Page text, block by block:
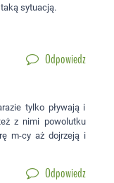
sytuacją.
Odpowiedz
tylko pływają i
z nimi powolutku
m-cy aż dojrzeją i
Odpowiedz